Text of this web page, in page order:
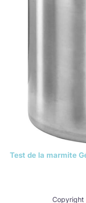
Test de la marmite